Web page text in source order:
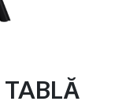
TABLĂ